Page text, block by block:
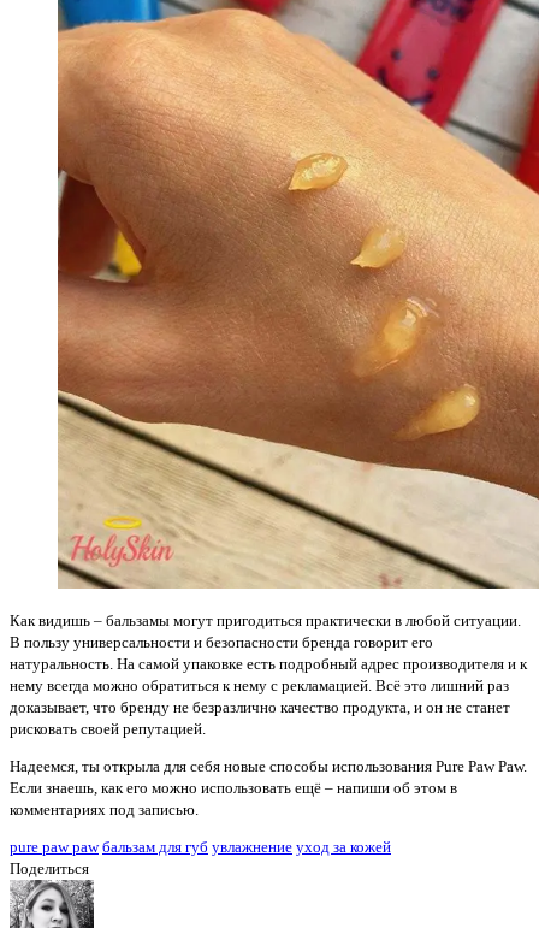
Как видишь – бальзамы могут пригодиться практически в любой ситуации.
В пользу универсальности и безопасности бренда говорит его
натуральность. На самой упаковке есть подробный адрес производителя и к
нему всегда можно обратиться к нему с рекламацией. Всё это лишний раз
доказывает, что бренду не безразлично качество продукта, и он не станет
рисковать своей репутацией.
Надеемся, ты открыла для себя новые способы использования Pure Paw Paw.
Если знаешь, как его можно использовать ещё – напиши об этом в
комментариях под записью.
pure paw paw бальзам для губ увлажнение уход за кожей
Поделиться